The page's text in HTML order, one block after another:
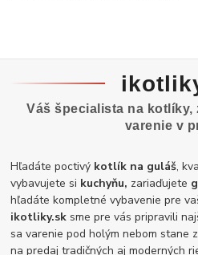
Váš špecialista na
varenie v
Hľadáte poctivý kotlík na guláš,
vybavujete si kuchyňu, zariaďujete
hľadáte kompletné vybavenie pre
ikotliky.sk sme pre vás pripravili
sa varenie pod holým nebom stane
na predaj tradičných aj moderných